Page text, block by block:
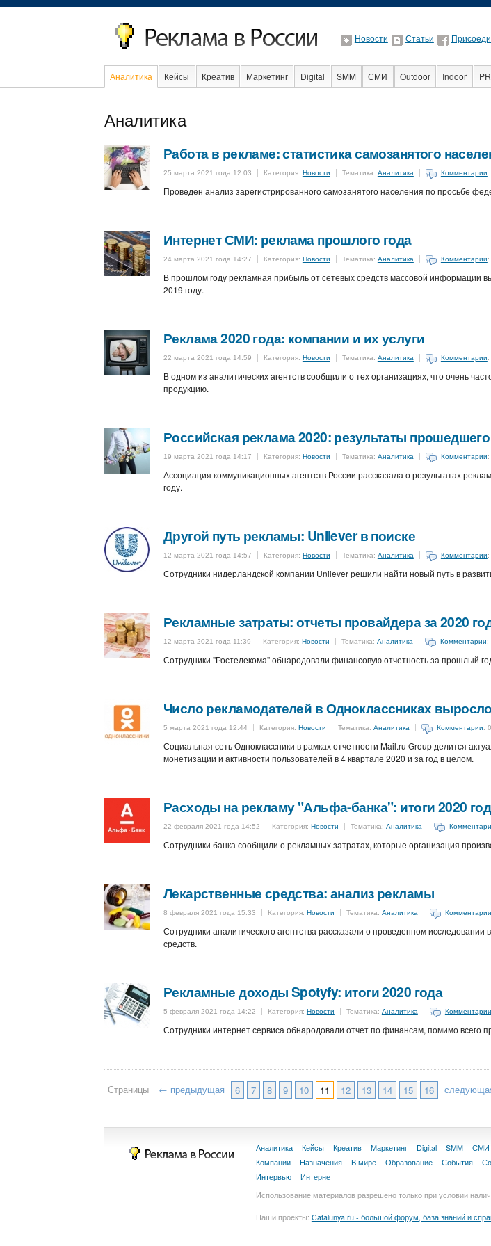
Новости Статьи
Аналитика Кейсы Креатив Маркетинг Digital SMM СМИ Outdoor Indoor PR
Аналитика
Работа в рекламе: статистика самозанятого
25 марта 2021 года 12:03 Категория: Новости Тематика: Аналитика Комментарии:
Проведен анализ зарегистрированного самозанятого населения по просьбе
Интернет СМИ: реклама прошлого года
24 марта 2021 года 14:27 Категория: Новости Тематика: Аналитика Комментарии:
В прошлом году рекламная прибыль от сетевых средств массовой информации
2019 году.
Реклама 2020 года: компании и их услуги
22 марта 2021 года 14:59 Категория: Новости Тематика: Аналитика Комментарии:
В одном из аналитических агентств сообщили о тех организациях, что очень
продукцию.
Российская реклама 2020: результаты
19 марта 2021 года 14:17 Категория: Новости Тематика: Аналитика Комментарии:
Ассоциация коммуникационных агентств России рассказала о результатах
году.
Другой путь рекламы: Unilever в поиске
12 марта 2021 года 14:57 Категория: Новости Тематика: Аналитика Комментарии:
Сотрудники нидерландской компании Unilever решили найти новый путь в
Рекламные затраты: отчеты провайдера за 2020
12 марта 2021 года 11:39 Категория: Новости Тематика: Аналитика Комментарии:
Сотрудники "Ростелекома" обнародовали финансовую отчетность за прошлый
Число рекламодателей в Одноклассниках
5 марта 2021 года 12:44 Категория: Новости Тематика: Аналитика Комментарии: 0
Социальная сеть Одноклассники в рамках отчетности Mail.ru Group делится
монетизации и активности пользователей в 4 квартале 2020 и за год в целом.
Расходы на рекламу "Альфа-банка": итоги 2020
22 февраля 2021 года 14:52 Категория: Новости Тематика: Аналитика
Сотрудники банка сообщили о рекламных затратах, которые организация
Лекарственные средства: анализ рекламы
8 февраля 2021 года 15:33 Категория: Новости Тематика: Аналитика Комментарии
Сотрудники аналитического агентства рассказали о проведенном
средств.
Рекламные доходы Spotyfy: итоги 2020 года
5 февраля 2021 года 14:22 Категория: Новости Тематика: Аналитика Комментарии
Сотрудники интернет сервиса обнародовали отчет по финансам, помимо всего
Страницы ← предыдущая 6 7 8 9 10 11 12 13 14 15 16
Аналитика Кейсы Креатив Маркетинг Digital SMM СМИ
Компании
Назначения В мире Образование События
Интервью
Интернет
Использование материалов разрешено только при условии
Наши проекты: Catalunya.ru - большой форум, база знаний и